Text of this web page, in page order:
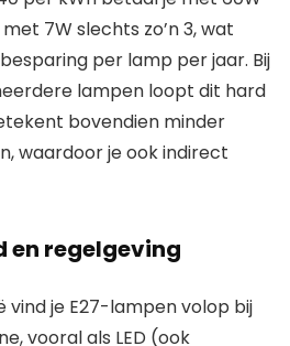
7W slechts zo’n 3, wat
per lamp per jaar. Bij
lampen loopt dit hard
bovendien minder
waardoor je ook indirect
en regelgeving
vind je E27-lampen volop bij
vooral als LED (ook